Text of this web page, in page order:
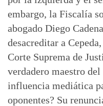
embargo, la Fiscalía
abogado Diego
desacreditar a
Corte Suprema de
verdadero maestro
influencia mediática
oponentes? Su